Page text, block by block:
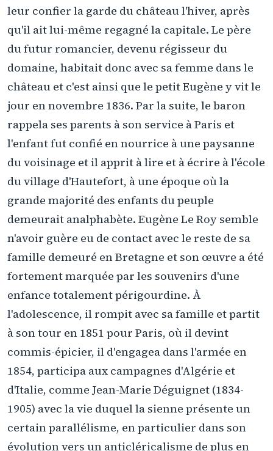
leur confier la garde du château l'hiver, après
qu'il ait lui-même regagné la capitale. Le père
du futur romancier, devenu régisseur du
domaine, habitait donc avec sa femme dans le
château et c'est ainsi que le petit Eugène y vit le
jour en novembre 1836. Par la suite, le baron
rappela ses parents à son service à Paris et
l'enfant fut confié en nourrice à une paysanne
du voisinage et il apprit à lire et à écrire à l'école
du village d'Hautefort, à une époque où la
grande majorité des enfants du peuple
demeurait analphabète. Eugène Le Roy semble
n'avoir guère eu de contact avec le reste de sa
famille demeuré en Bretagne et son œuvre a été
fortement marquée par les souvenirs d'une
enfance totalement périgourdine. À
l'adolescence, il rompit avec sa famille et partit
à son tour en 1851 pour Paris, où il devint
commis-épicier, il d'engagea dans l'armée en
1854, participa aux campagnes d'Algérie et
d'Italie, comme Jean-Marie Déguignet (1834-
1905) avec la vie duquel la sienne présente un
certain parallélisme, en particulier dans son
évolution vers un anticléricalisme de plus en